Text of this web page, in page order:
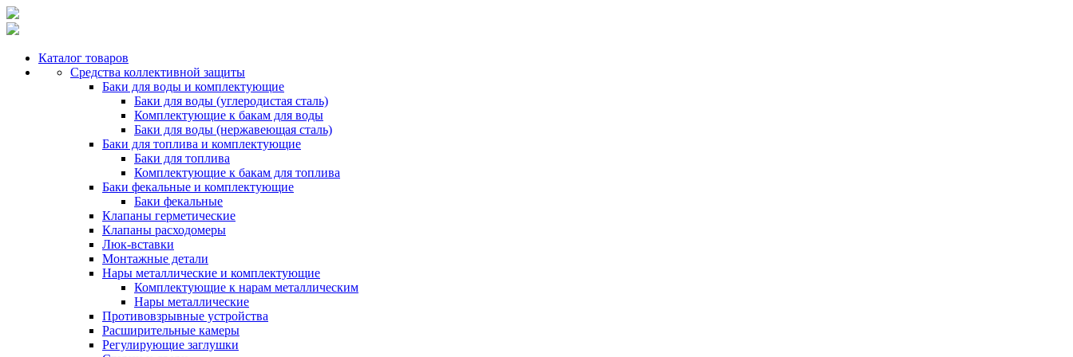
Каталог товаров
Средства коллективной защиты
Баки для воды и комплектующие
Баки для воды (углеродистая сталь)
Комплектующие к бакам для воды
Баки для воды (нержавеющая сталь)
Баки для топлива и комплектующие
Баки для топлива
Комплектующие к бакам для топлива
Баки фекальные и комплектующие
Баки фекальные
Клапаны герметические
Клапаны расходомеры
Люк-вставки
Монтажные детали
Нары металлические и комплектующие
Комплектующие к нарам металлическим
Нары металлические
Противовзрывные устройства
Расширительные камеры
Регулирующие заглушки